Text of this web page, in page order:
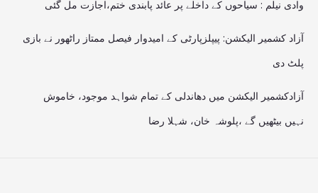
وادی نیلم : سیاحوں کے داخلے پر عائد پابندی ختم،اجازت مل گئی
آزاد کشمیر الیکشن: پیپلزپارٹی کے امیدوار فیصل ممتاز راٹھور نے بازی
پلٹ دی
آزادکشمیر الیکشن میں دھاندلی کے تمام شواہد موجود، خاموش
نہیں بیٹھیں گے ،پلوشہ خان، شہلا رضا